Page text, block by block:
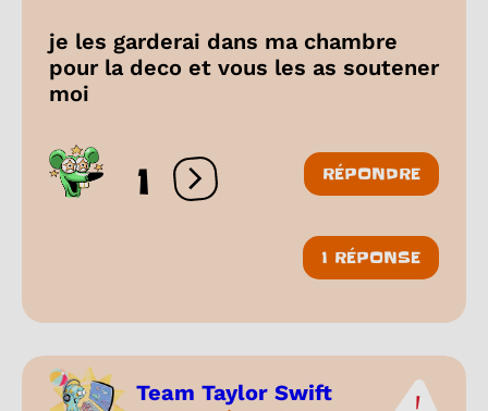
je les garderai dans ma chambre
pour la deco et vous les as soutener
moi
1 Ouvrir les réactions
RÉPONDRE
1 RÉPONSE
Team Taylor Swift